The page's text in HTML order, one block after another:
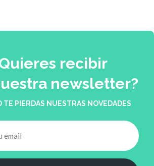
recibir
newsletter?
TE PIERDAS NUESTRAS NOVEDADES